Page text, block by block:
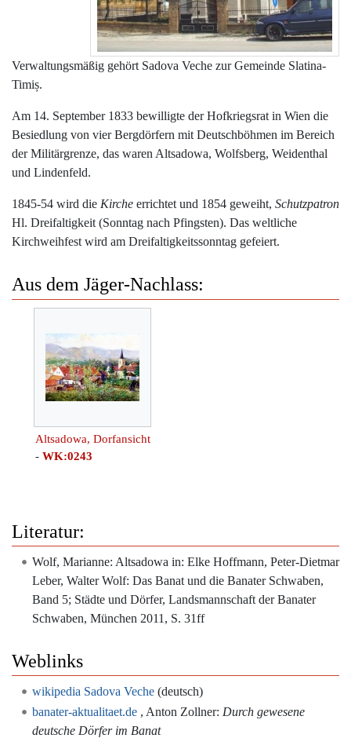
Verwaltungsmäßig gehört Sadova Veche zur Gemeinde Slatina-
Timiș.
Am 14. September 1833 bewilligte der Hofkriegsrat in Wien die
Besiedlung von vier Bergdörfern mit Deutschböhmen im Bereich
der Militärgrenze, das waren Altsadowa, Wolfsberg, Weidenthal
und Lindenfeld.
1845-54 wird die Kirche errichtet und 1854 geweiht, Schutzpatron
Hl. Dreifaltigkeit (Sonntag nach Pfingsten). Das weltliche
Kirchweihfest wird am Dreifaltigkeitssonntag gefeiert.
Aus dem Jäger-Nachlass:
Altsadowa, Dorfansicht
- WK:0243
Literatur:
Wolf, Marianne: Altsadowa in: Elke Hoffmann, Peter-Dietmar
Leber, Walter Wolf: Das Banat und die Banater Schwaben,
Band 5; Städte und Dörfer, Landsmannschaft der Banater
Schwaben, München 2011, S. 31ff
Weblinks
wikipedia Sadova Veche(deutsch)
banater-aktualitaet.de, Anton Zollner: Durch gewesene
deutsche Dörfer im Banat